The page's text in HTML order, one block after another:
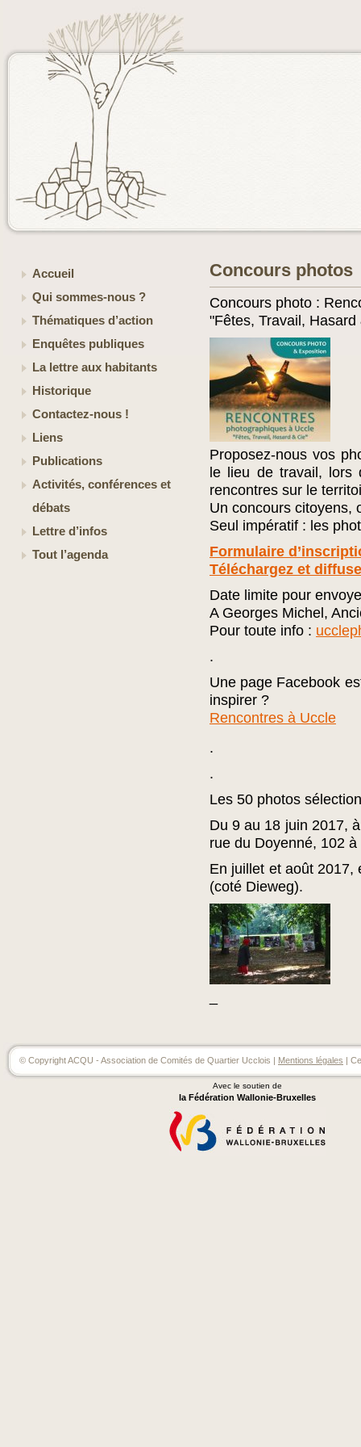
Accueil
Qui sommes-nous ?
Thématiques d’action
Enquêtes publiques
La lettre aux habitants
Historique
Contactez-nous !
Liens
Publications
Activités, conférences et
débats
Lettre d’infos
Tout l’agenda
Concours photos
Concours photo :
"Fêtes, Travail, Hasard
Proposez-nous vos
le lieu de travail,
rencontres sur le
Un concours citoyens,
Seul impératif : les
Formulaire
Téléchargez et
Date limite pour
A Georges Michel,
Pour toute info :
.
Une page Facebook
inspirer ?
Rencontres à Uccle
.
.
Les 50 photos
Du 9 au 18 juin 2017,
rue du Doyenné, 102 à
En juillet et août 2017,
(coté Dieweg).
© Copyright ACQU - Association de Comités de Quartier Ucclois | Mentions légales |
Avec le soutien de
la Fédération Wallonie-Bruxelles